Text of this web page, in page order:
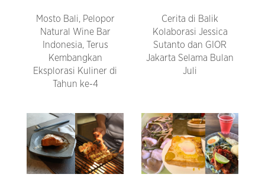
Mosto Bali, Pelopor
Natural Wine Bar
Indonesia, Terus
Kembangkan
Eksplorasi Kuliner di
Tahun ke-4
Cerita di Balik
Kolaborasi Jessica
Sutanto dan GIOR
Jakarta Selama Bulan
Juli